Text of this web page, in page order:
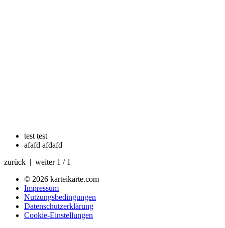
test test
afafd afdafd
zurück | weiter 1 / 1
© 2026 karteikarte.com
Impressum
Nutzungsbedingungen
Datenschutzerklärung
Cookie-Einstellungen